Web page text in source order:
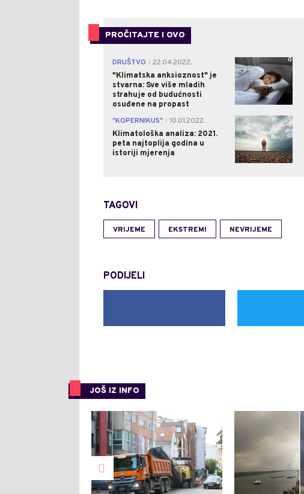
PROČITAJTE I OVO
DRUŠTVO
22.04.2022.
"Klimatska anksioznost" je
stvarna: Sve više mladih
strahuje od budućnosti
osuđene na propast
0
"KOPERNIKUS"
10.01.2022.
Klimatološka analiza: 2021.
peta najtoplija godina u
istoriji mjerenja
0
TAGOVI
VRIJEME EKSTREMI NEVRIJEME
PODIJELI
JOŠ IZ INFO